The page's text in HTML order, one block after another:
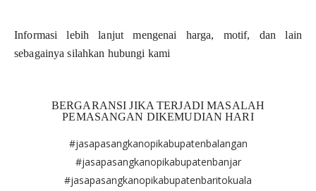
Informasi lebih lanjut mengenai harga, motif, dan lain
sebagainya silahkan hubungi kami
BERGARANSI JIKA TERJADI MASALAH
PEMASANGAN DIKEMUDIAN HARI
#jasapasangkanopikabupatenbalangan
#jasapasangkanopikabupatenbanjar
#jasapasangkanopikabupatenbaritokuala